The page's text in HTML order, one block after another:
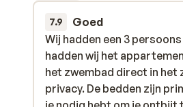
7.9 Goed
Wij hadden een 3
hadden wij het
het zwembad direct in het
privacy. De bedden zijn
Wij hadden een 3
hadden wij het
het zwembad direct in het
privacy. De bedden zijn